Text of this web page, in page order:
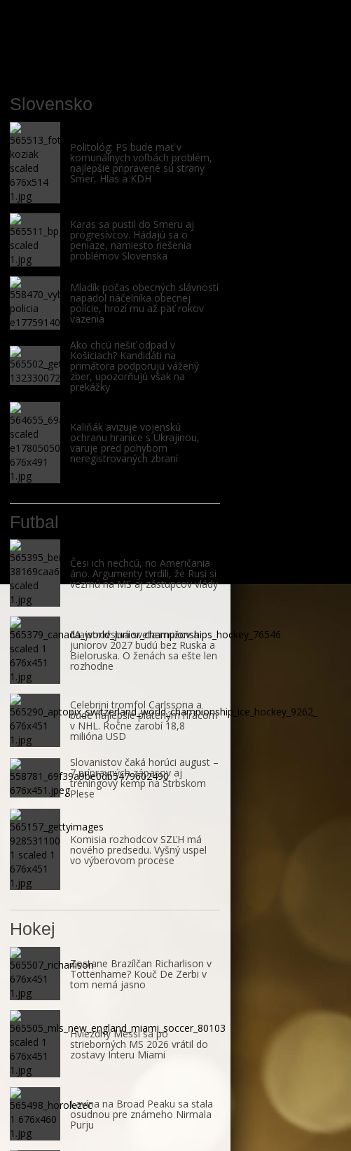
Slovensko
Politológ: PS bude mať v
komunálnych voľbách problém,
najlepšie pripravené sú strany
Smer, Hlas a KDH
Karas sa pustil do Smeru aj
progresívcov. Hádajú sa o
peniaze, namiesto riešenia
problémov Slovenska
Mladík počas obecných slávností
napadol náčelníka obecnej
polície, hrozí mu až päť rokov
väzenia
Ako chcú riešiť odpad v
Košiciach? Kandidáti na
primátora podporujú vážený
zber, upozorňujú však na
prekážky
Kaliňák avizuje vojenskú
ochranu hranice s Ukrajinou,
varuje pred pohybom
neregistrovaných zbraní
Futbal
Česi ich nechcú, no Američania
áno. Argumenty tvrdili, že Rusi si
vezmú na MS aj zástupcov vlády
Majstrovstvá sveta mužov a
juniorov 2027 budú bez Ruska a
Bieloruska. O ženách sa ešte len
rozhodne
Celebrini tromfol Carlssona a
bude najlepšie plateným hráčom
v NHL. Ročne zarobí 18,8
milióna USD
Slovanistov čaká horúci august –
7 prípravných zápasov aj
tréningový kemp na Štrbskom
Plese
Komisia rozhodcov SZĽH má
nového predsedu. Vyšný uspel
vo výberovom procese
Hokej
Zostane Brazílčan Richarlison v
Tottenhame? Kouč De Zerbi v
tom nemá jasno
Hviezdny Messi sa po
strieborných MS 2026 vrátil do
zostavy Interu Miami
Lavína na Broad Peaku sa stala
osudnou pre známeho Nirmala
Purju